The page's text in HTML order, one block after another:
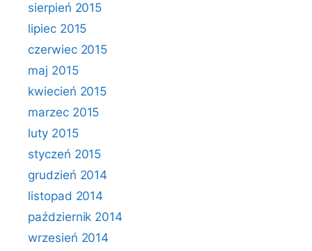
sierpień 2015
lipiec 2015
czerwiec 2015
maj 2015
kwiecień 2015
marzec 2015
luty 2015
styczeń 2015
grudzień 2014
listopad 2014
październik 2014
wrzesień 2014